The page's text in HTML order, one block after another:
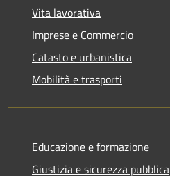
Vita lavorativa
Imprese e Commercio
Catasto e urbanistica
Mobilità e trasporti
Educazione e formazione
Giustizia e sicurezza pubblica